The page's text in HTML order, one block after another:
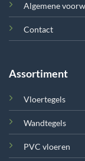
Algemene
Contact
Assortiment
Vloertegels
Wandtegels
PVC vloeren